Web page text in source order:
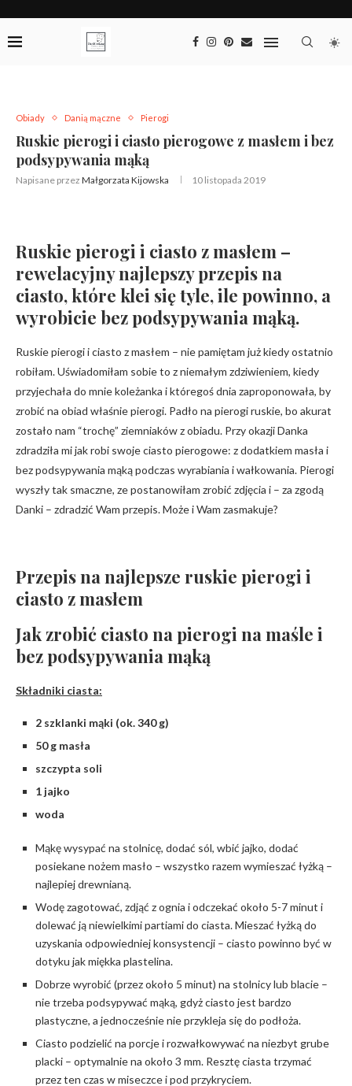
Obiady Danią mączne Pierogi
Ruskie pierogi i ciasto pierogowe z masłem i bez
podsypywania mąką
Napisane przez Małgorzata Kijowska 10 listopada 2019
Ruskie pierogi i ciasto z masłem –
rewelacyjny najlepszy przepis na
ciasto, które klei się tyle, ile powinno, a
wyrobicie bez podsypywania mąką.
Ruskie pierogi i ciasto z masłem – nie pamiętam już kiedy ostatnio
robiłam. Uświadomiłam sobie to z niemałym zdziwieniem, kiedy
przyjechała do mnie koleżanka i któregoś dnia zaproponowała, by
zrobić na obiad właśnie pierogi. Padło na pierogi ruskie, bo akurat
zostało nam “trochę” ziemniaków z obiadu. Przy okazji Danka
zdradziła mi jak robi swoje ciasto pierogowe: z dodatkiem masła i
bez podsypywania mąką podczas wyrabiania i wałkowania. Pierogi
wyszły tak smaczne, ze postanowiłam zrobić zdjęcia i – za zgodą
Danki – zdradzić Wam przepis. Może i Wam zasmakuje?
Przepis na najlepsze ruskie pierogi i
ciasto z masłem
Jak zrobić ciasto na pierogi na maśle i
bez podsypywania mąką
Składniki ciasta:
2 szklanki mąki (ok. 340 g)
50 g masła
szczypta soli
1 jajko
woda
Mąkę wysypać na stolnicę, dodać sól, wbić jajko, dodać
posiekane nożem masło – wszystko razem wymieszać łyżką –
najlepiej drewnianą.
Wodę zagotować, zdjąć z ognia i odczekać około 5-7 minut i
dolewać ją niewielkimi partiami do ciasta. Mieszać łyżką do
uzyskania odpowiedniej konsystencji – ciasto powinno być w
dotyku jak miękka plastelina.
Dobrze wyrobić (przez około 5 minut) na stolnicy lub blacie –
nie trzeba podsypywać mąką, gdyż ciasto jest bardzo
plastyczne, a jednocześnie nie przykleja się do podłoża.
Ciasto podzielić na porcje i rozwałkowywać na niezbyt grube
placki – optymalnie na około 3 mm. Resztę ciasta trzymać
przez ten czas w miseczce i pod przykryciem.